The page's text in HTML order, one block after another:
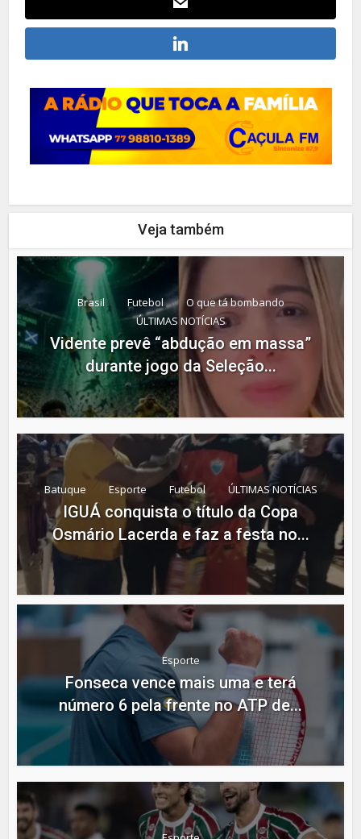
Veja também
Brasil Futebol
O que tá bombando
ÚLTIMAS NOTÍCIAS
Vidente prevê “abdução em massa”
durante jogo da Seleção...
Batuque Esporte Futebol ÚLTIMAS NOTÍCIAS
IGUÁ conquista o título da Copa
Osmário Lacerda e faz a festa no...
Esporte
Fonseca vence mais uma e terá
número 6 pela frente no ATP de...